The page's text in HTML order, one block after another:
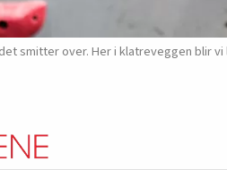
smitter over. Her i klatreveggen blir